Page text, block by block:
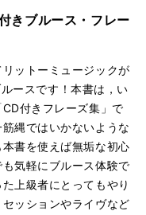
きブルース・フレー
ットーミュージックが
ースです！本書は，い
付きフレーズ集」で
縄ではいかないような
書を使えば無垢な初心
気軽にブルース体験で
上級者にとってもやり
ッションやライヴなど